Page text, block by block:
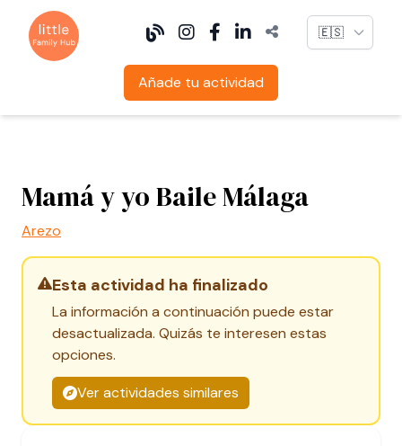
Language
Añade tu actividad
Mamá y yo Baile Málaga
Arezo
Esta actividad ha finalizado
La información a continuación puede estar
desactualizada. Quizás te interesen estas
opciones.
Ver actividades similares